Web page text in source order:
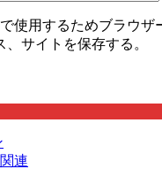
使用するためブラウザ
サイトを保存する。
連